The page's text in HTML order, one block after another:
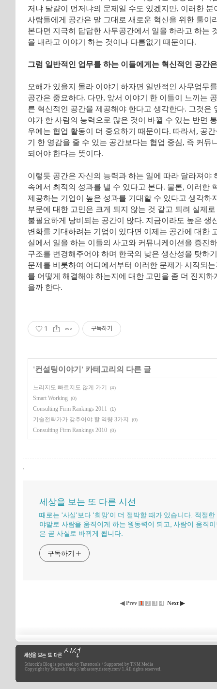
저냐 달걀이 먼저냐의 문제일 수도 있겠지만, 이러한 분
사람들에게 공간은 말 그대로 새로운 혁신을 위한 툴이
본다면 지극히 답답한 사무공간에서 일을 하라고 하는
을 내라고 이야기 하는 것이나 다름없기 때문이다.
그럼 일반적인 업무를 하는 이들에게는 혁신적인 공간
오해가 있을지 몰라 이야기 하자면 일반적인 사무업무
공간은 중요하다. 다만, 앞서 이야기 한 이들이 느끼는
른 혁신적인 공간을 제공해야 한다고 생각한다. 그것은
야가 한 사람의 능력으로 많은 것이 바뀔 수 있는 반면
우에는 협업 활동이 더 중요하기 때문이다. 따라서, 공
기 한 영감을 줄 수 있는 공간보다는 협업 중심, 즉 커뮤
되어야 한다는 뜻이다.
이렇듯 공간은 자신의 능력과 하는 일에 따라 달라져야
속에서 최적의 성과를 낼 수 있다고 본다. 물론, 이러한
제공하는 기업이 높은 성과를 기대할 수 있다고 생각하
부문에 대한 고민은 크게 되지 않는 것 같고 되려 실제
불필요하게 낭비되는 공간이 많다. 지금이라도 높은 생
변화를 기대하려는 기업이 있다면 이제는 공간에 대한
실에서 일을 하는 이들의 사고와 커뮤니케이션을 증진
구조를 변경해주어야 하며 한국의 낮은 생산성을 탓하
문제를 비롯하여 어디에서부터 이러한 문제가 시작되
를 어떻게 해결해야 하는지에 대한 고민을 좀 더 진지하
을까 한다.
1 구독하기
'컨설팅이야기 ' 카테고리의 다른 글
느리지도 빠르지도 않게 가기 (4)
Smart Working (0)
Consulting Firm Rankings 2011 (1)
기술전략가가 갖추어야 할 역량 3가지 (0)
Consulting Firm Rankings 2010 (0)
,
세상을 보는 또 다른 시선
때로는 '사실'보다 '희망'이 더 절박할 때가 있습니다. 적절한
야말로 사람을 움직이게 하는 원동력이 되고, 사람이 움직
은 곧 사실로 바뀌게 됩니다.
구독하기
◀ Prev 1 2 3 4 Next ▶
세상을 보는 또 다른 시선
5throck's Blog is powered by Tattertools / Supported by TNM Media
Copyright by 5throck [ http://mbastory.tistory.com/ ]. All rights reserved.